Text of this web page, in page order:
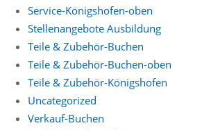
Service-Königshofen-oben
Stellenangebote Ausbildung
Teile & Zubehör-Buchen
Teile & Zubehör-Buchen-oben
Teile & Zubehör-Königshofen
Uncategorized
Verkauf-Buchen